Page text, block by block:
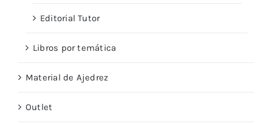
Editorial Tutor
Libros por temática
Material de Ajedrez
Outlet